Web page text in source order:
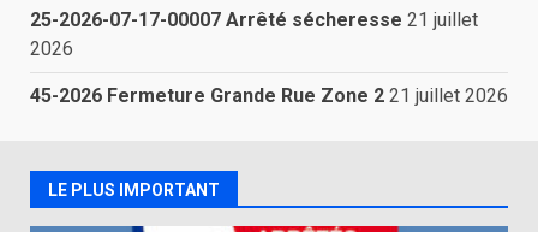
25-2026-07-17-00007 Arrêté sécheresse 21 juillet
2026
45-2026 Fermeture Grande Rue Zone 2 21 juillet 2026
LE PLUS IMPORTANT